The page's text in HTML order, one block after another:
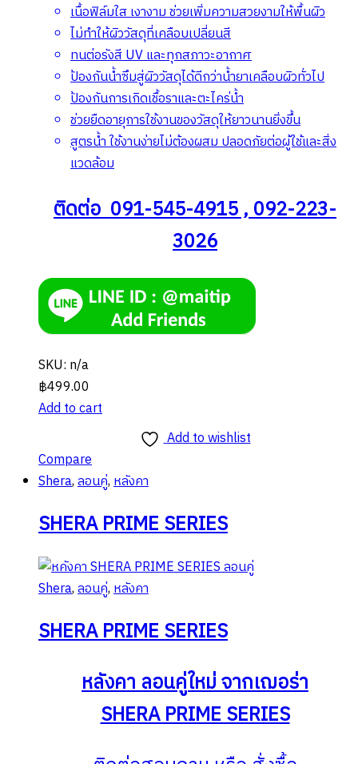
เนื้อฟิล์มใส เงางาม ช่วยเพิ่มความสวยงามให้พื้นผิว
ไม่ทำให้ผิววัสดุที่เคลือบเปลี่ยนสี
ทนต่อรังสี UV และทุกสภาวะอากาศ
ป้องกันน้ำซึมสู่ผิววัสดุได้ดีกว่าน้ำยาเคลือบผิวทั่วไป
ป้องกันการเกิดเชื้อราและตะไคร่น้ำ
ช่วยยืดอายุการใช้งานของวัสดุให้ยาวนานยิ่งขึ้น
สูตรน้ำ ใช้งานง่ายไม่ต้องผสม ปลอดภัยต่อผู้ใช้และสิ่ง
แวดล้อม
ติดต่อ 091-545-4915 , 092-223-
3026
SKU: n/a
฿499.00
Add to cart
Add to wishlist
Compare
Shera,ลอนคู่,หลังคา
SHERA PRIME SERIES
Shera,ลอนคู่,หลังคา
SHERA PRIME SERIES
หลังคา ลอนคู่ใหม่ จากเฌอร่า
SHERA PRIME SERIES